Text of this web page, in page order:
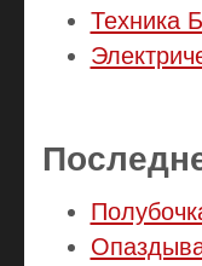
Техника